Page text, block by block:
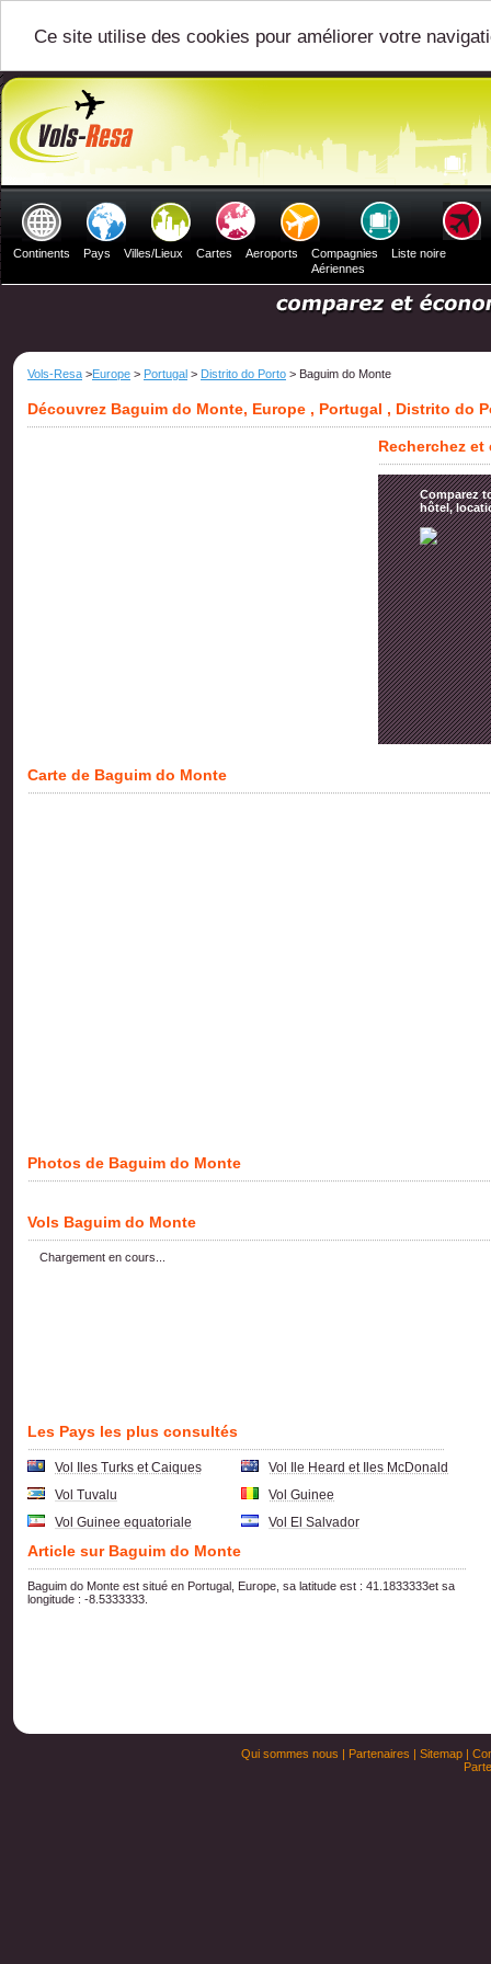
Ce site utilise des cookies pour améliorer votre
Continents Pays Villes/Lieux Cartes Aeroports
Compagnies
Aériennes
Liste noire
Vols-Resa >Europe > Portugal > Distrito do Porto > Baguim do Monte
Découvrez Baguim do Monte, Europe , Portugal , Distrito do
Recherchez
Comparez
hôtel,
Carte de Baguim do Monte
Photos de Baguim do Monte
Vols Baguim do Monte
Chargement en cours...
Les Pays les plus consultés
Vol Iles Turks et Caiques
Vol Ile Heard et Iles McDonald
Vol Tuvalu
Vol Guinee
Vol Guinee equatoriale
Vol El Salvador
Article sur Baguim do Monte
Baguim do Monte est situé en Portugal, Europe, sa latitude est : 41.1833333et sa
longitude : -8.5333333.
Qui sommes nous | Partenaires | Sitemap|